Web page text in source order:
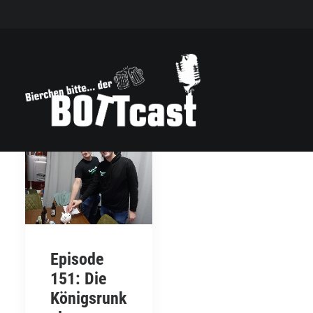
Episode
151: Die
Königsrunk